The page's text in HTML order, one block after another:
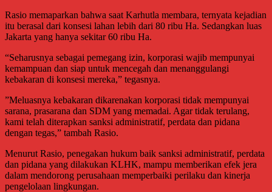
Rasio memaparkan bahwa saat Karhutla membara, ternyata kejadian
itu berasal dari konsesi lahan lebih dari 80 ribu Ha. Sedangkan luas
Jakarta yang hanya sekitar 60 ribu Ha.
“Seharusnya sebagai pemegang izin, korporasi wajib mempunyai
kemampuan dan siap untuk mencegah dan menanggulangi
kebakaran di konsesi mereka,” tegasnya.
”Meluasnya kebakaran dikarenakan korporasi tidak mempunyai
sarana, prasarana dan SDM yang memadai. Agar tidak terulang,
kami telah diterapkan sanksi administratif, perdata dan pidana
dengan tegas,” tambah Rasio.
Menurut Rasio, penegakan hukum baik sanksi administratif, perdata
dan pidana yang dilakukan KLHK, mampu memberikan efek jera
dalam mendorong perusahaan memperbaiki perilaku dan kinerja
pengelolaan lingkungan.